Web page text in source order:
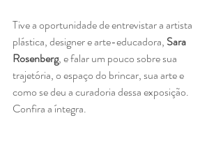
Tive a oportunidade de entrevistar a artista
plástica, designer e arte-educadora, Sara
Rosenberg, e falar um pouco sobre sua
trajetória, o espaço do brincar, sua arte e
como se deu a curadoria dessa exposição.
Confira a íntegra.